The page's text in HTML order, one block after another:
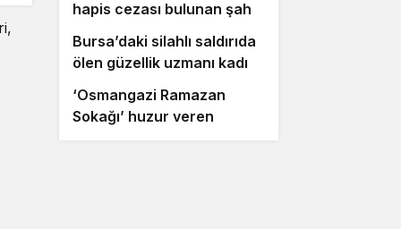
hapis cezası bulunan şahıs
9
Bursa’daki silahlı saldırıda
ölen güzellik uzmanı kadın
toprağa verildi
10
‘Osmangazi Ramazan
Sokağı’ huzur veren